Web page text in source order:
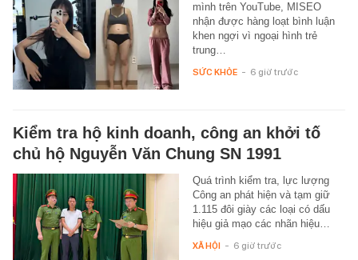
mình trên YouTube, MISEO
nhận được hàng loạt bình luận
khen ngợi vì ngoại hình trẻ
trung…
SỨC KHỎE - 6 giờ trước
Kiểm tra hộ kinh doanh, công an khởi tố
chủ hộ Nguyễn Văn Chung SN 1991
Quá trình kiểm tra, lực lượng
Công an phát hiện và tạm giữ
1.115 đôi giày các loại có dấu
hiệu giả mạo các nhãn hiệu…
XÃ HỘI - 6 giờ trước